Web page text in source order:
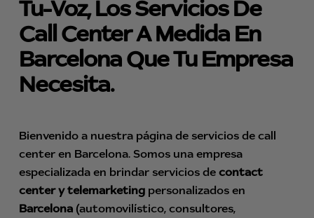
Tu-Voz, Los Servicios De
Call Center A Medida En
Barcelona Que Tu Empresa
Necesita.
Bienvenido a nuestra página de servicios de call
center en Barcelona. Somos una empresa
especializada en brindar servicios decontact
center y telemarketingpersonalizados en
Barcelona(automovilístico, consultores,